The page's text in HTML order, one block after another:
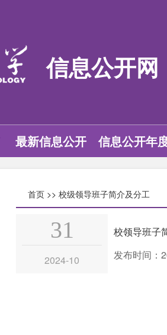
信息公开网
最新信息公开 信息公开年
首页 >> 校级领导班子简介及分工
31
2024-10
校领导班子
发布时间：